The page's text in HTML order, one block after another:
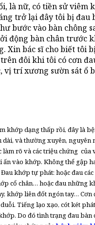
là nữ, có tiền sử viêm
trở lại đây tôi bị đau
bước vào bàn chông
động bàn chân trước
Xin bác sĩ cho biết tôi
đôi khi tôi có cơn
vị trí xương sườn sát ổ
khớp dạng thấp rồi, đây là
và thường xuyên, nguyên
làm rõ và các triệu chứng của
ấn vào khớp. Không thể gập
khớp tự phát: hoặc đau
cổ chân… hoặc đau những
khớp liên đốt ngón tay… Cơn
Tiếng lạo xạo, cót két
Do đó tình trạng đau bàn